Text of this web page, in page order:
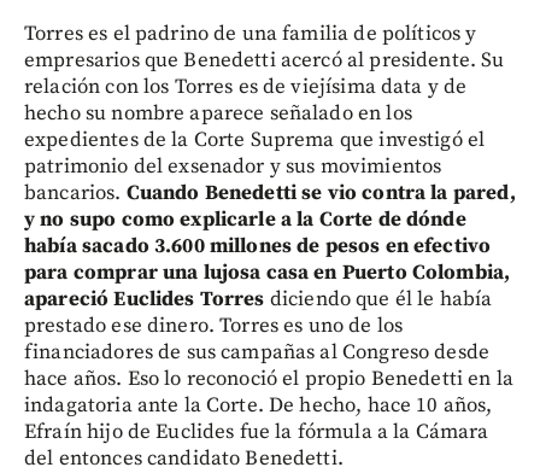
Torres es el padrino de una familia de políticos y
empresarios que Benedetti acercó al presidente. Su
relación con los Torres es de viejísima data y de
hecho su nombre aparece señalado en los
expedientes de la Corte Suprema que investigó el
patrimonio del exsenador y sus movimientos
bancarios. Cuando Benedetti se vio contra la pared,
y no supo como explicarle a la Corte de dónde
había sacado 3.600 millones de pesos en efectivo
para comprar una lujosa casa en Puerto Colombia,
apareció Euclides Torres diciendo que él le había
prestado ese dinero. Torres es uno de los
financiadores de sus campañas al Congreso desde
hace años. Eso lo reconoció el propio Benedetti en la
indagatoria ante la Corte. De hecho, hace 10 años,
Efraín hijo de Euclides fue la fórmula a la Cámara
del entonces candidato Benedetti.